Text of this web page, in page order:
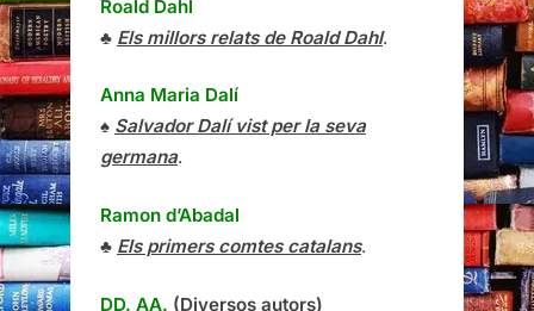
Roald Dahl
♣ Els millors relats de Roald Dahl.
Anna Maria Dalí
♠ Salvador Dalí vist per la seva
germana.
Ramon d’Abadal
♣ Els primers comtes catalans.
DD. AA. (Diversos autors)